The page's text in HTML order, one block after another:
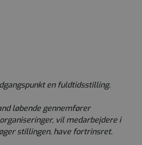
en fuldtidsstilling.
løbende gennemfører
vil medarbejdere i
stillingen, have fortrinsret.